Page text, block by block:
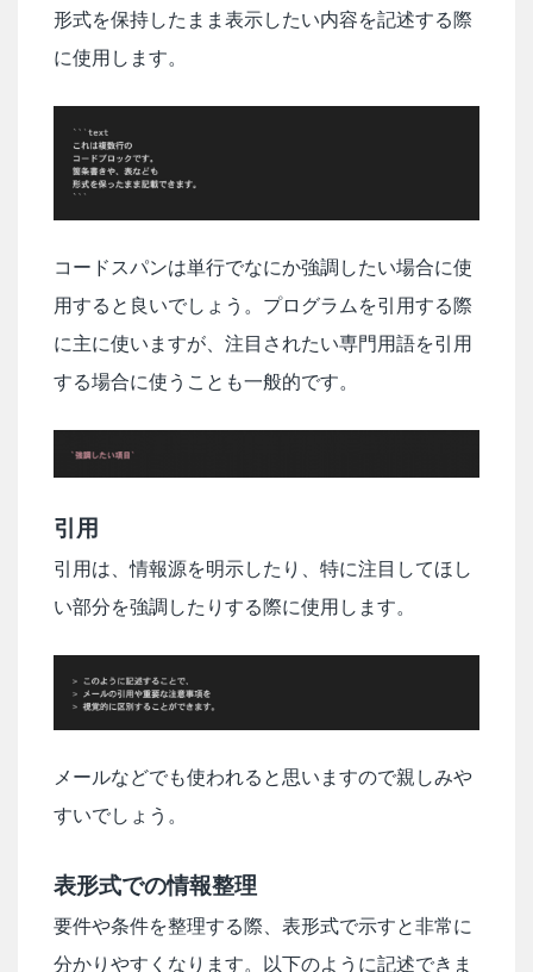
形式を保持したまま表示したい内容を記述する際
に使用します。
コードスパンは単行でなにか強調したい場合に使
用すると良いでしょう。プログラムを引用する際
に主に使いますが、注目されたい専門用語を引用
する場合に使うことも一般的です。
引用
引用は、情報源を明示したり、特に注目してほし
い部分を強調したりする際に使用します。
メールなどでも使われると思いますので親しみや
すいでしょう。
表形式での情報整理
要件や条件を整理する際、表形式で示すと非常に
分かりやすくなります。以下のように記述できま